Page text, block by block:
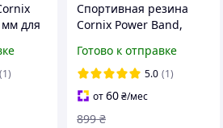
мм для
worry-
(1)
Спортивная резина
Cornix Power Band,
эспандер для фитнеса,
комплект из 3 штук,
нагрузка от 2 до 30 кг,
модель
Готово к отправке
5.0 (1)
от60₴/мес
899 ₴